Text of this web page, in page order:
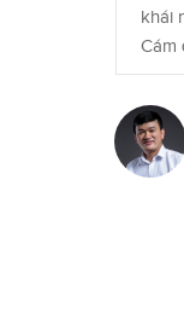
khái
Cám